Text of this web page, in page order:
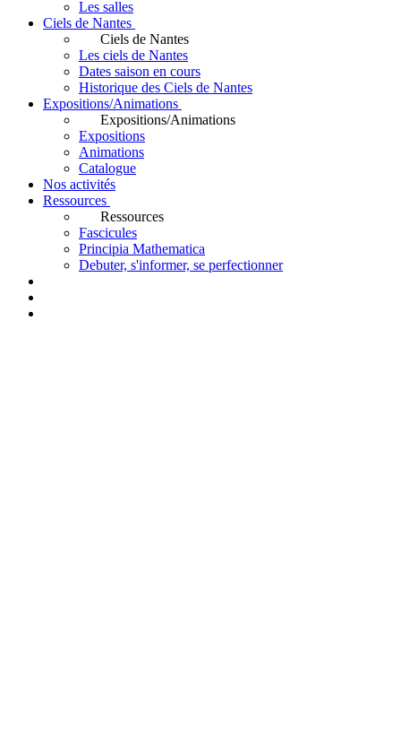
Les salles
Ciels de Nantes
Ciels de Nantes
Les ciels de Nantes
Dates saison en cours
Historique des Ciels de Nantes
Expositions/Animations
Expositions/Animations
Expositions
Animations
Catalogue
Nos activités
Ressources
Ressources
Fascicules
Principia Mathematica
Debuter, s'informer, se perfectionner